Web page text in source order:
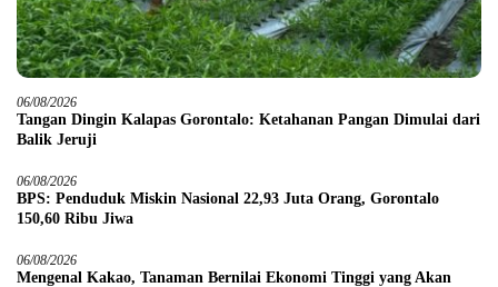
06/08/2026
Tangan Dingin Kalapas Gorontalo: Ketahanan Pangan Dimulai dari
Balik Jeruji
06/08/2026
BPS: Penduduk Miskin Nasional 22,93 Juta Orang, Gorontalo
150,60 Ribu Jiwa
06/08/2026
Mengenal Kakao, Tanaman Bernilai Ekonomi Tinggi yang Akan